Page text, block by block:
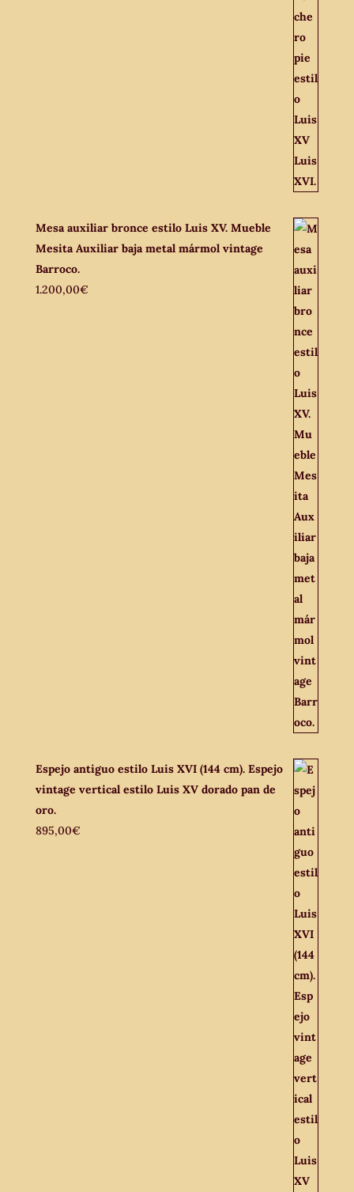
Mesa auxiliar bronce estilo Luis XV. Mueble
Mesita Auxiliar baja metal mármol vintage
Barroco.
1.200,00€
Espejo antiguo estilo Luis XVI (144 cm). Espejo
vintage vertical estilo Luis XV dorado pan de
oro.
895,00€